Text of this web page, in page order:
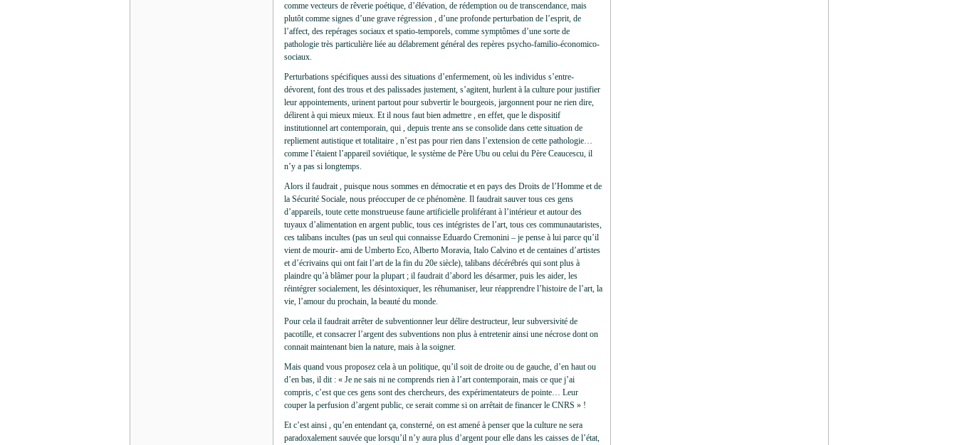
comme vecteurs de rêverie poétique, d’élévation, de rédemption ou de transcendance, mais
plutôt comme signes d’une grave régression , d’une profonde perturbation de l’esprit, de
l’affect, des repérages sociaux et spatio-temporels, comme symptômes d’une sorte de
pathologie très particulière liée au délabrement général des repères psycho-familio-économico-
sociaux.
Perturbations spécifiques aussi des situations d’enfermement, où les individus s’entre-
dévorent, font des trous et des palissades justement, s’agitent, hurlent à la culture pour justifier
leur appointements, urinent partout pour subvertir le bourgeois, jargonnent pour ne rien dire,
délirent à qui mieux mieux. Et il nous faut bien admettre , en effet, que le dispositif
institutionnel art contemporain, qui , depuis trente ans se consolide dans cette situation de
repliement autistique et totalitaire , n’est pas pour rien dans l’extension de cette pathologie…
comme l’étaient l’appareil soviétique, le système de Père Ubu ou celui du Père Ceaucescu, il
n’y a pas si longtemps.
Alors il faudrait , puisque nous sommes en démocratie et en pays des Droits de l’Homme et de
la Sécurité Sociale, nous préoccuper de ce phénomène. Il faudrait sauver tous ces gens
d’appareils, toute cette monstrueuse faune artificielle proliférant à l’intérieur et autour des
tuyaux d’alimentation en argent public, tous ces intégristes de l’art, tous ces communautaristes,
ces talibans incultes (pas un seul qui connaisse Eduardo Cremonini – je pense à lui parce qu’il
vient de mourir- ami de Umberto Eco, Alberto Moravia, Italo Calvino et de centaines d’artistes
et d’écrivains qui ont fait l’art de la fin du 20e siècle), talibans décérébrés qui sont plus à
plaindre qu’à blâmer pour la plupart ; il faudrait d’abord les désarmer, puis les aider, les
réintégrer socialement, les désintoxiquer, les réhumaniser, leur réapprendre l’histoire de l’art, la
vie, l’amour du prochain, la beauté du monde.
Pour cela il faudrait arrêter de subventionner leur délire destructeur, leur subversivité de
pacotille, et consacrer l’argent des subventions non plus à entretenir ainsi une nécrose dont on
connait maintenant bien la nature, mais à la soigner.
Mais quand vous proposez cela à un politique, qu’il soit de droite ou de gauche, d’en haut ou
d’en bas, il dit : « Je ne sais ni ne comprends rien à l’art contemporain, mais ce que j’ai
compris, c’est que ces gens sont des chercheurs, des expérimentateurs de pointe… Leur
couper la perfusion d’argent public, ce serait comme si on arrêtait de financer le CNRS » !
Et c’est ainsi , qu’en entendant ça, consterné, on est amené à penser que la culture ne sera
paradoxalement sauvée que lorsqu’il n’y aura plus d’argent pour elle dans les caisses de l’état,